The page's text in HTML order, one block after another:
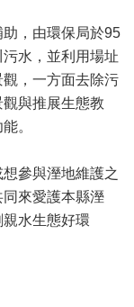
，由環保局於95
水，並利用場址
，一方面去除污
與推展生態教
。
參與溼地維護之
來愛護本縣溼
水生態好環